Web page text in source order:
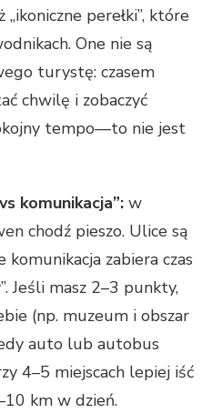
perełki”, które
One nie są
turystę: czasem
chwilę i zobaczyć
tempo—to nie jest
komunikacja”: w
chodź pieszo. Ulice są
zabiera czas
Jeśli masz 2–3 punkty,
(np. muzeum i obszar
auto lub autobus
4–5 miejscach lepiej iść
km w dzień.